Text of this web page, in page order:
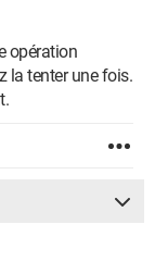
opération
la tenter une fois.